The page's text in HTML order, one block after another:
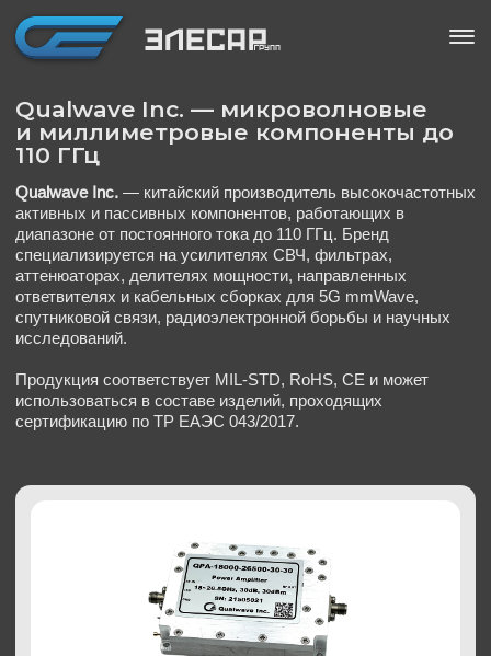
Коаксиальные сборки и адаптеры
Высококачественные кабельные сборки с
низкими потерями и VSWR ≤1.5:1.
Применяются в базовых станциях, 5G mmWave,
беспроводных датчиках.
популярные серии в РФ
Qualwave Inc.— китайский производитель высокочастотных
активных и пассивных компонентов, работающих в
диапазоне от постоянного тока до 110 ГГц. Бренд
аттенюаторах, делителях мощности, направленных
ответвителях и кабельных сборках для 5G mmWave,
спутниковой связи, радиоэлектронной борьбы и научных
исследований.
Продукция соответствует MIL-STD, RoHS, CE и может
использоваться в составе изделий, проходящих
сертификацию по ТР ЕАЭС 043/2017.
110 ГГц